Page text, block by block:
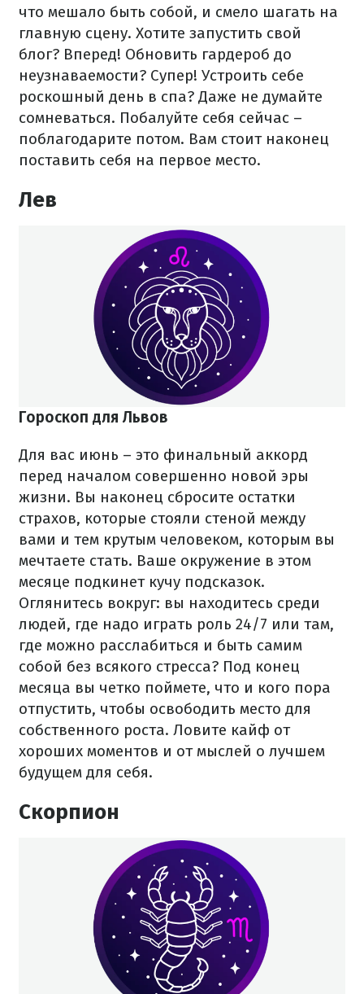
что мешало быть собой, и смело шагать на
главную сцену. Хотите запустить свой
блог? Вперед! Обновить гардероб до
неузнаваемости? Супер! Устроить себе
роскошный день в спа? Даже не думайте
сомневаться. Побалуйте себя сейчас –
поблагодарите потом. Вам стоит наконец
поставить себя на первое место.
Лев
Гороскоп для Львов
Для вас июнь – это финальный аккорд
перед началом совершенно новой эры
жизни. Вы наконец сбросите остатки
страхов, которые стояли стеной между
вами и тем крутым человеком, которым вы
мечтаете стать. Ваше окружение в этом
месяце подкинет кучу подсказок.
Оглянитесь вокруг: вы находитесь среди
людей, где надо играть роль 24/7 или там,
где можно расслабиться и быть самим
собой без всякого стресса? Под конец
месяца вы четко поймете, что и кого пора
отпустить, чтобы освободить место для
собственного роста. Ловите кайф от
хороших моментов и от мыслей о лучшем
будущем для себя.
Скорпион